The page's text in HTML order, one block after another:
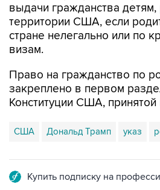
выдачи гражданства
территории США, если
стране нелегально или по
визам.
Право на гражданство по
закреплено в первом
Конституции США, принятой
США Дональд Трамп указ
Купить подписку на